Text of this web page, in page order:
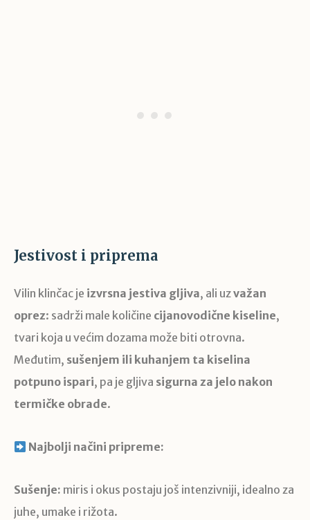
Jestivost i priprema
Vilin klinčac je izvrsna jestiva gljiva, ali uzvažan
oprez: sadrži male količine cijanovodične kiseline,
tvari koja u većim dozama može biti otrovna.
Međutim, sušenjem ili kuhanjem ta kiselina
potpuno ispari, pa je gljiva sigurna za jelo nakon
termičke obrade.
Najbolji načini pripreme:
Sušenje: miris i okus postaju još intenzivniji, idealno za
juhe, umake i rižota.